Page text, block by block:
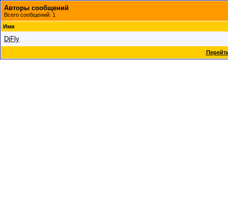
Авторы сообщений
Всего сообщений: 1
Имя
DjFly